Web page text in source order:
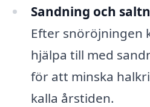
Sandning och
Efter snöröjningen
hjälpa till med
för att minska
kalla årstiden.